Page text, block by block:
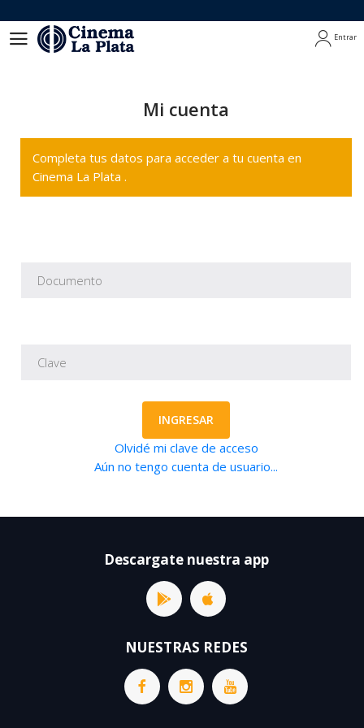
Entrar
Mi cuenta
Completa tus datos para acceder a tu cuenta en
Cinema La Plata .
INGRESAR
Olvidé mi clave de acceso
Aún no tengo cuenta de usuario...
Descargate nuestra app
NUESTRAS REDES